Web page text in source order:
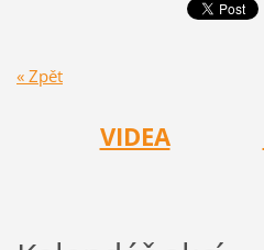
« Zpět
VIDEA